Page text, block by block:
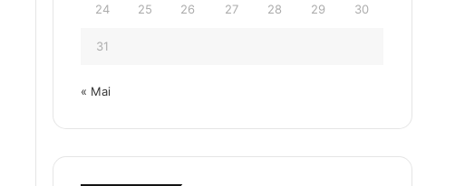
24 25 26 27 28 29 30
31
« Mai